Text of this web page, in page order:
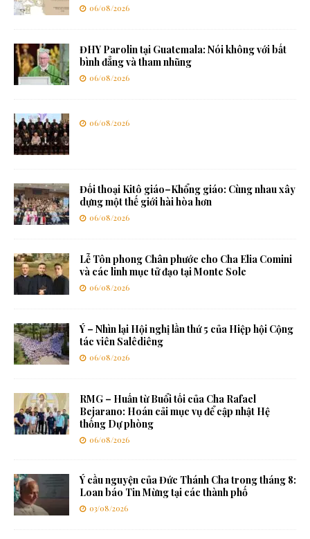
06/08/2026
ĐHY Parolin tại Guatemala: Nói không với bất
bình đẳng và tham nhũng
06/08/2026
06/08/2026
Đối thoại Kitô giáo–Khổng giáo: Cùng nhau xây
dựng một thế giới hài hòa hơn
06/08/2026
Lễ Tôn phong Chân phước cho Cha Elia Comini
và các linh mục tử đạo tại Monte Sole
06/08/2026
Ý – Nhìn lại Hội nghị lần thứ 5 của Hiệp hội Cộng
tác viên Salêdiêng
06/08/2026
RMG – Huấn từ Buổi tối của Cha Rafael
Bejarano: Hoán cải mục vụ để cập nhật Hệ
thống Dự phòng
06/08/2026
Ý cầu nguyện của Đức Thánh Cha trong tháng 8:
Loan báo Tin Mừng tại các thành phố
03/08/2026